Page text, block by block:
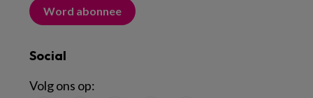
Word abonnee
Social
Volg ons op: